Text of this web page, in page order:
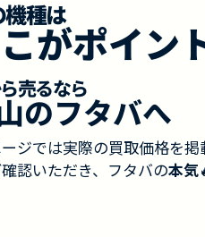
機種は
がポイン
売るなら
のフタバへ
ジでは実際の買取価格を
認いただき、フタバの本気